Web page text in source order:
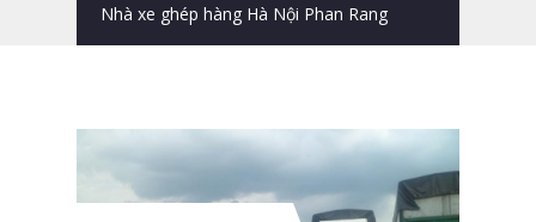
Nhà xe ghép hàng Hà Nội Phan Rang